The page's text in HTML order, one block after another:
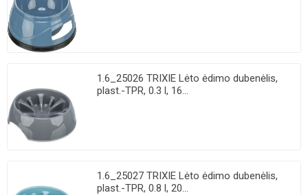
1.6_25026 TRIXIE Lėto ėdimo dubenėlis,
plast.-TPR, 0.3 l, 16...
1.6_25027 TRIXIE Lėto ėdimo dubenėlis,
plast.-TPR, 0.8 l, 20...